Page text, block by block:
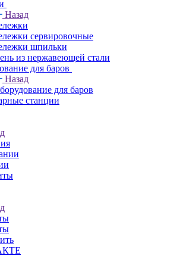
Назад
сервировочные
шпильки
из нержавеющей стали
для баров
Назад
для баров
станции